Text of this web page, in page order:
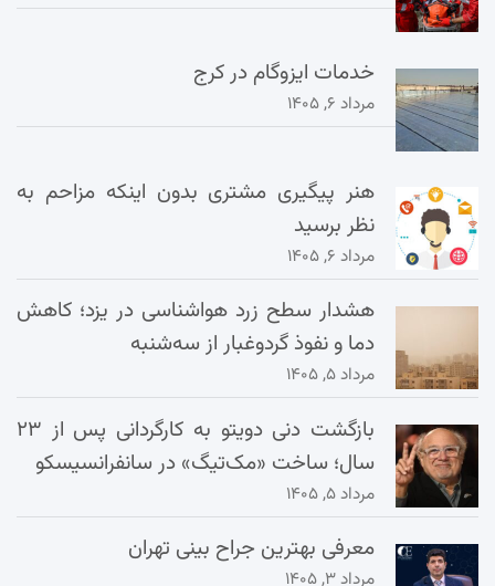
خدمات ایزوگام در کرج
مرداد ۶, ۱۴۰۵
هنر پیگیری مشتری بدون اینکه مزاحم به
نظر برسید
مرداد ۶, ۱۴۰۵
هشدار سطح زرد هواشناسی در یزد؛ کاهش
دما و نفوذ گردوغبار از سه‌شنبه
مرداد ۵, ۱۴۰۵
بازگشت دنی دویتو به کارگردانی پس از ۲۳
سال؛ ساخت «مک‌تیگ» در سانفرانسیسکو
مرداد ۵, ۱۴۰۵
معرفی بهترین جراح بینی تهران
مرداد ۳, ۱۴۰۵